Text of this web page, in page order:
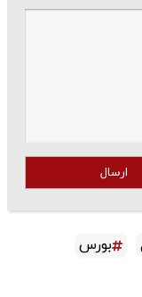
بورس